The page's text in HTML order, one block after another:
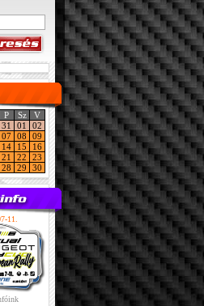
P Sz
V
31 01
02
07 08
09
14 15
16
21 22
23
28 29 30
11.